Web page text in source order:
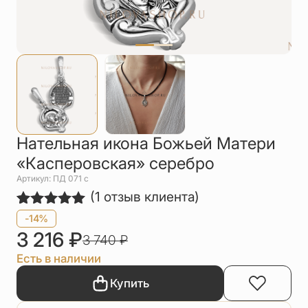
Цепи
Чётки
Шнурки на
шею
Другое
Нательная икона Божьей Матери
«Касперовская» серебро
Артикул: ПД 071 с
Рейтинг
5.00из 5
на основе
опроса
1
пользователя
(1 отзыв клиента)
-14%
3 216 ₽3 740₽
Есть в наличии
Купить